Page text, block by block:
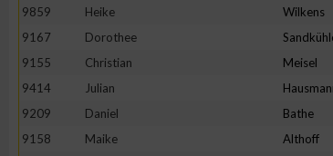
9859
Heike Wilkens
9167
Dorothee
9155
Christian Meisel
9414
Julian
9209
Daniel Bathe
9158
Maike Althoff